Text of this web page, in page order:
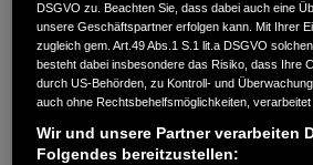
Verkauf / Kundendienst
E-Mail
DSGVO zu. Beachten Sie, dass dabei auch eine
unsere Geschäftspartner erfolgen kann. Mit Ihrer
zugleich gem. Art.49 Abs.1 S.1 lit.a DSGVO
besteht dabei insbesondere das Risiko, dass Ihre
durch US-Behörden, zu Kontroll- und
auch ohne Rechtsbehelfsmöglichkeiten, verarbeitet
Wir und unsere Partner verarbeiten
Folgendes bereitzustellen: